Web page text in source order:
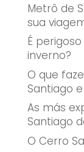
Metrô de
sua
É
inverno?
O que
Santiago
As más
Santiago
O Cerro